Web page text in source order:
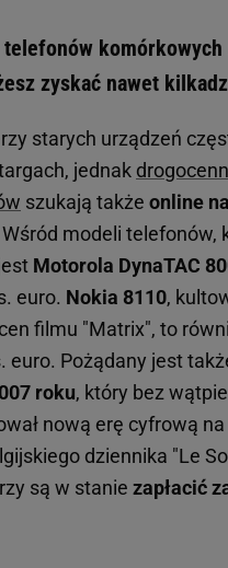
komórkowych
zyskać nawet
starych urządzeń
jednak
szukają także online
Wśród modeli telefonów,
Motorola DynaTAC
euro. Nokia 8110,
filmu "Matrix", to
euro. Pożądany jest
roku, który bez
nową erę cyfrową na
dziennika "Le
są w stanie zapłacić